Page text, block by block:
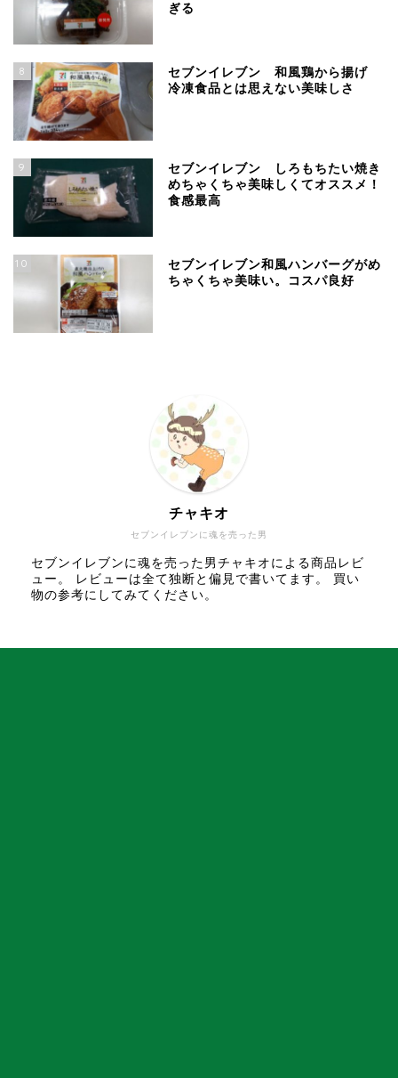
ぎる
8
セブンイレブン 和風鶏から揚げ
冷凍食品とは思えない美味しさ
9
セブンイレブン しろもちたい焼き
めちゃくちゃ美味しくてオススメ！
食感最高
10
セブンイレブン和風ハンバーグがめ
ちゃくちゃ美味い。コスパ良好
セブンイレブンに魂を売った男
チャキオ
セブンイレブンに魂を売った男チャキオによる商品レビ
ュー。 レビューは全て独断と偏見で書いてます。 買い
物の参考にしてみてください。